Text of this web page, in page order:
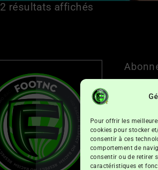
Pour offrir les
cookies pour stocker
consentir à ces
comportement de
consentir ou de retirer
caractéristiques et
2 résultats affichés
pour
1.500,